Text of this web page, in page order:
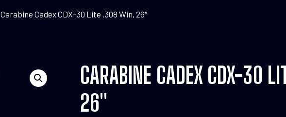
Carabine Cadex CDX-30 Lite .308 Win, 26″
CARABINE CADEX CDX-30
26″